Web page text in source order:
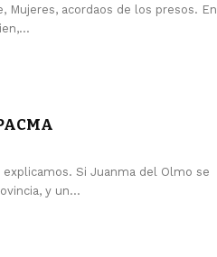
Mujeres, acordaos de los presos. En
Si Juanma del Olmo se
y un...